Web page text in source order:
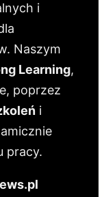
i
Naszym
Learning,
poprzez
i
pracy.